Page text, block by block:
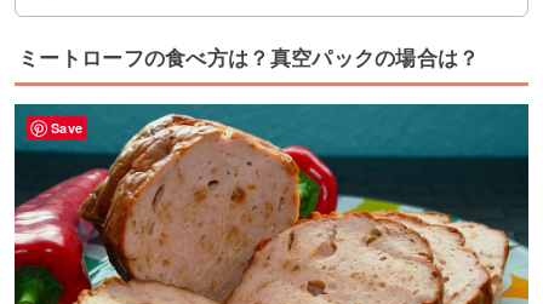
ミートローフの食べ方は？真空パックの場合は？
Save